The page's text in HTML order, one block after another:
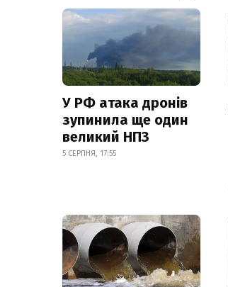
У РФ атака дронів
зупинила ще один
великий НПЗ
5 СЕРПНЯ, 17:55